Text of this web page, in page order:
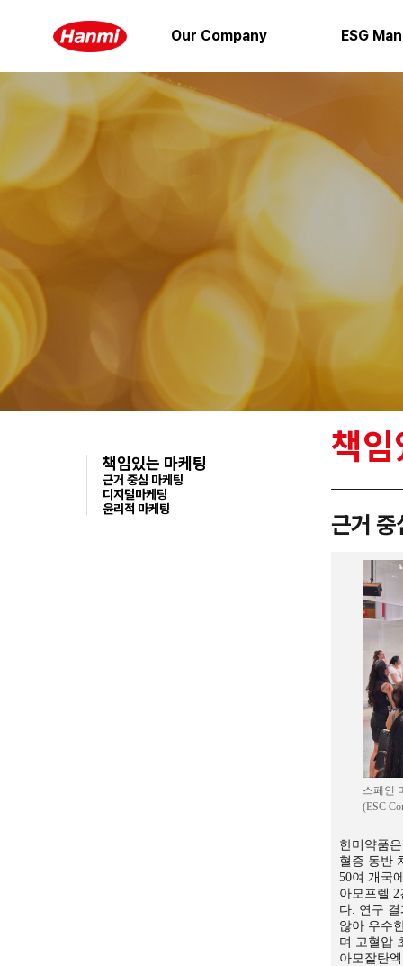
Our Company ESG
책임있는 마케팅
근거 중심 마케팅
디지털마케팅
윤리적 마케팅
책
근거 중
스페인
(ESC
한미약품
혈증 동반
50여 개국
아모프렐
다. 연구
않아 우수
며 고혈압
아모잘탄